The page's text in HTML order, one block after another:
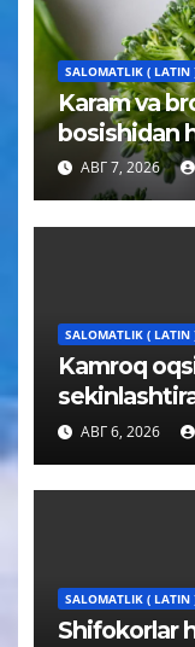
SALOMATLIK ( LATIN
Karam va
bosishidan
topildi
АВГ 7, 2026
SALOMATLIK ( LATIN
Kamroq
kutilmagan
АВГ 6, 2026
SALOMATLIK ( LATIN
Shifokorlar